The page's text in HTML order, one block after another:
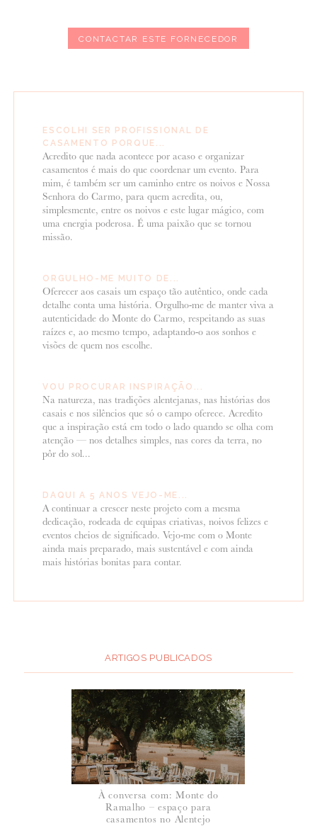
CONTACTAR ESTE FORNECEDOR
ARTIGOS PUBLICADOS
À conversa com: Monte do
Ramalho – espaço para
casamentos no Alentejo
ESCOLHI SER PROFISSIONAL DE
CASAMENTO PORQUE...
Acredito que nada acontece por acaso e organizar
casamentos é mais do que coordenar um evento. Para
mim, é também ser um caminho entre os noivos e Nossa
Senhora do Carmo, para quem acredita, ou,
simplesmente, entre os noivos e este lugar mágico, com
uma energia poderosa. É uma paixão que se tornou
missão.
ORGULHO-ME MUITO DE...
Oferecer aos casais um espaço tão autêntico, onde cada
detalhe conta uma história. Orgulho-me de manter viva a
autenticidade do Monte do Carmo, respeitando as suas
raízes e, ao mesmo tempo, adaptando-o aos sonhos e
visões de quem nos escolhe.
VOU PROCURAR INSPIRAÇÃO...
Na natureza, nas tradições alentejanas, nas histórias dos
casais e nos silêncios que só o campo oferece. Acredito
que a inspiração está em todo o lado quando se olha com
atenção — nos detalhes simples, nas cores da terra, no
pôr do sol...
DAQUI A 5 ANOS VEJO-ME...
A continuar a crescer neste projeto com a mesma
dedicação, rodeada de equipas criativas, noivos felizes e
eventos cheios de significado. Vejo-me com o Monte
ainda mais preparado, mais sustentável e com ainda
mais histórias bonitas para contar.